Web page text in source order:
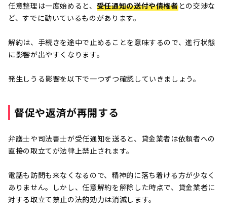
任意整理は一度始めると、 受任通知の送付や債権者との交渉な
ど、すでに動いているものがあります。
解約は、手続きを途中で止めることを意味するので、進行状態
に影響が出やすくなります。
発生しうる影響を以下で一つずつ確認していきましょう。
督促や返済が再開する
弁護士や司法書士が受任通知を送ると、貸金業者は依頼者への
直接の取立てが法律上禁止されます。
電話も訪問も来なくなるので、精神的に落ち着ける方が少なく
ありません。しかし、任意解約を解除した時点で、貸金業者に
対する取立て禁止の法的効力は消滅します。